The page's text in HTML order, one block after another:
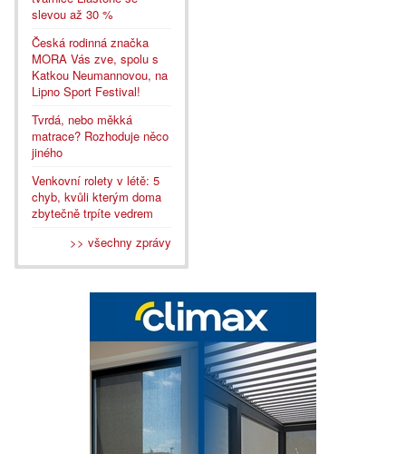
slevou až 30 %
Česká rodinná značka
MORA Vás zve, spolu s
Katkou Neumannovou, na
Lipno Sport Festival!
Tvrdá, nebo měkká
matrace? Rozhoduje něco
jiného
Venkovní rolety v létě: 5
chyb, kvůli kterým doma
zbytečně trpíte vedrem
>> všechny zprávy